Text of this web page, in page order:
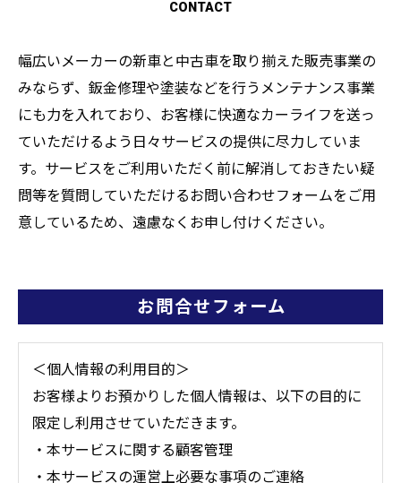
CONTACT
幅広いメーカーの新車と中古車を取り揃えた販売事業の
みならず、鈑金修理や塗装などを行うメンテナンス事業
にも力を入れており、お客様に快適なカーライフを送っ
ていただけるよう日々サービスの提供に尽力していま
す。サービスをご利用いただく前に解消しておきたい疑
問等を質問していただけるお問い合わせフォームをご用
意しているため、遠慮なくお申し付けください。
お問合せフォーム
＜個人情報の利用目的＞
お客様よりお預かりした個人情報は、以下の目的に
限定し利用させていただきます。
・本サービスに関する顧客管理
・本サービスの運営上必要な事項のご連絡